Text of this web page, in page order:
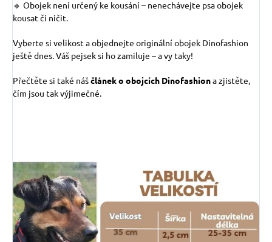
🔹 Obojek není určený ke kousání – nenechávejte psa obojek
kousat či ničit.
Vyberte si velikost a objednejte originální obojek Dinofashion
ještě dnes. Váš pejsek si ho zamiluje – a vy taky!
Přečtěte si také náščlánek o obojcích Dinofashiona zjistěte,
čím jsou tak výjimečné.